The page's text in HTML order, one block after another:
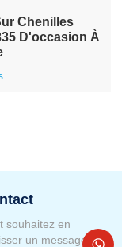
Chenilles
D'occasion À
souhaitez en
un message